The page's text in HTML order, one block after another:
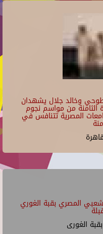
وخالد جلال يشهدان
الثامنة من مواسم نجوم
عرضًا من الجامعات المصرية تتنافس في
المصري بقبة الغوري
الغورى